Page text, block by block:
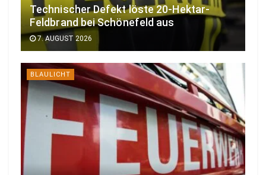
Technischer Defekt löste 20-Hektar-
Feldbrand bei Schönefeld aus
7. AUGUST 2026
BLAULICHT